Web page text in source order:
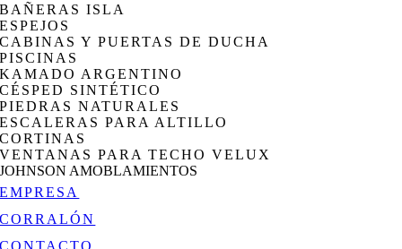
BAÑERAS ISLA
ESPEJOS
CABINAS Y PUERTAS DE DUCHA
PISCINAS
KAMADO ARGENTINO
CÉSPED SINTÉTICO
PIEDRAS NATURALES
ESCALERAS PARA ALTILLO
CORTINAS
VENTANAS PARA TECHO VELUX
JOHNSON AMOBLAMIENTOS
EMPRESA
CORRALÓN
CONTACTO